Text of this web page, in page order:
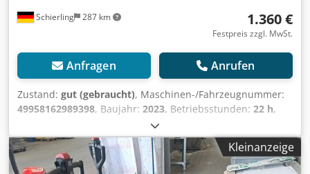
Schierling 287 km 1.360 €
Festpreis zzgl. MwSt.
Anfragen Anrufen
Zustand: gut (gebraucht), Maschinen-/Fahrzeugnummer:
49958162989398, Baujahr: 2023, Betriebsstunden: 22 h,
, Hubhöhe:190 mm
elektrisch, Masttyp:Sonstige, Gesamtgewicht:130 kg,
Motortyp: Elektrisch, Hersteller: Toyota Codpfx Aezqb E
Hoa Djrf
Kleinanzeige